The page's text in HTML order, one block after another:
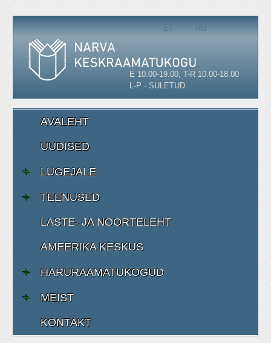
ET RU
E 10.00-19.00, T-R 10.00-18.00
L-P - SULETUD
AVALEHT
UUDISED
LUGEJALE
TEENUSED
LASTE- JA NOORTELEHT
AMEERIKA KESKUS
HARURAAMATUKOGUD
MEIST
KONTAKT